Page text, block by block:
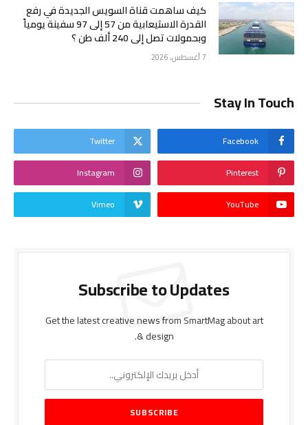
كيف ساهمت قناة السويس الجديدة في رفع
القدرة الاستيعابية من 57 إلى 97 سفينة يومياً
وبحمولات تصل إلى 240 ألف طن ؟
7 أغسطس، 2026
Stay In Touch
Facebook
Twitter
Pinterest
Instagram
YouTube
Vimeo
Subscribe to Updates
Get the latest creative news from SmartMag about art
& design.